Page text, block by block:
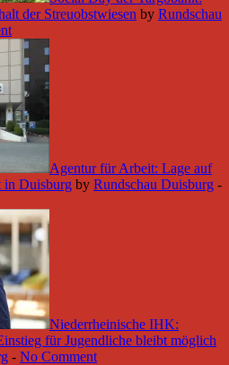
der Streuobstwiesen by Rundschau
Agentur für Arbeit: Lage auf
in Duisburg by Rundschau Duisburg -
Niederrheinische IHK:
für Jugendliche bleibt möglich
- No Comment